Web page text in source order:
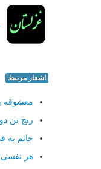
اشعار مرتبط
معشوقه
رنج تن
جانم به
هر نفسی